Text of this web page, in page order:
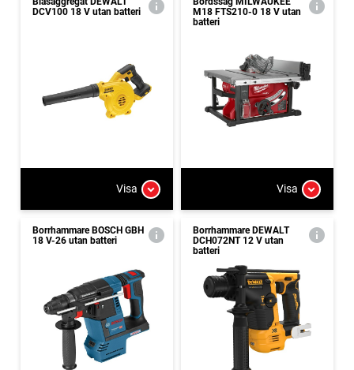
DCV100 18 V utan batteri
Visa
M18 FTS210-0 18 V utan
batteri
Visa
Borrhammare BOSCH GBH
18 V-26 utan batteri
Borrhammare DEWALT
DCH072NT 12 V utan
batteri